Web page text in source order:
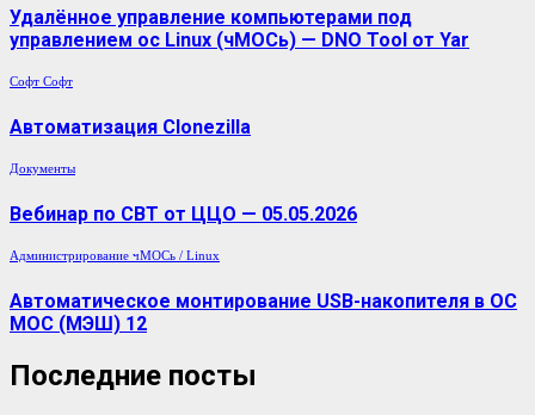
Удалённое управление компьютерами под
управлением ос Linux (чМОСь) — DNO Tool от Yar
Софт Софт
Автоматизация Clonezilla
Документы
Вебинар по СВТ от ЦЦО — 05.05.2026
Администрирование чМОСь / Linux
Автоматическое монтирование USB-накопителя в ОС
МОС (МЭШ) 12
Последние посты